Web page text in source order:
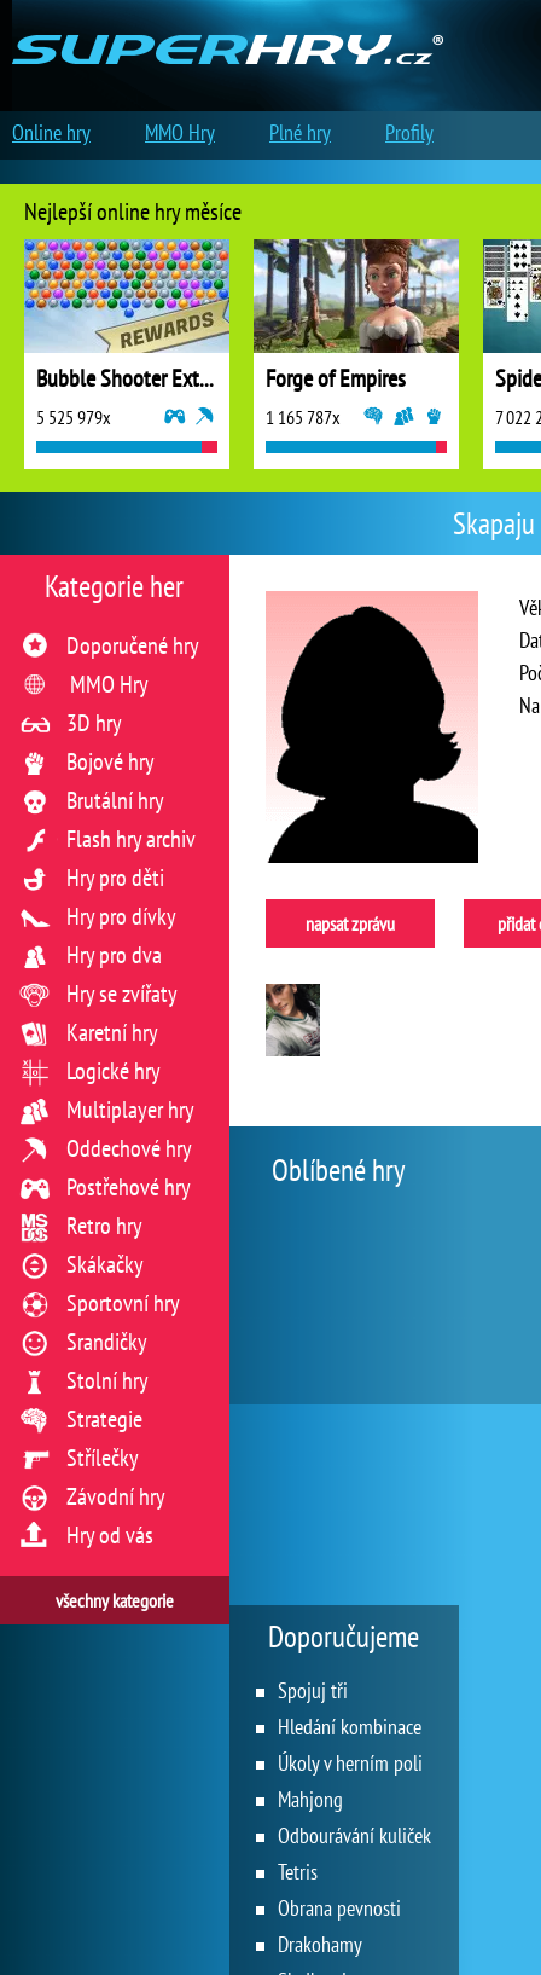
napsat zprávu přidat
Oblíbené hry
Kategorie her
Doporučené hry
MMO Hry
3D hry
Bojové hry
Brutální hry
Flash hry archiv
Hry pro děti
Hry pro dívky
Hry pro dva
Hry se zvířaty
Karetní hry
Logické hry
Multiplayer hry
Oddechové hry
Postřehové hry
Retro hry
Skákačky
Sportovní hry
Srandičky
Stolní hry
Strategie
Střílečky
Závodní hry
Hry od vás
všechny kategorie
Doporučujeme
Spojuj tři
Hledání kombinace
Úkoly v herním poli
Mahjong
Odbourávání kuliček
Tetris
Obrana pevnosti
Drakohamy
Nejlepší online hry měsíce
Bubble Shooter Extreme
5 525 979x
Forge of Empires
1 165 787x 7 022
Online hry MMO Hry Plné hry Profily